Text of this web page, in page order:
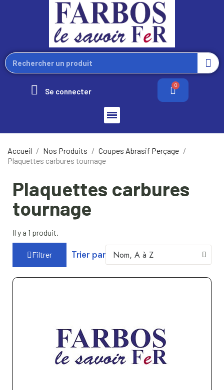
Se connecter
Accueil Nos Produits
Coupes Abrasif Perçage
Plaquettes carbures tournage
Plaquettes carbures
tournage
Il y a 1 produit.
Filtrer Trier par